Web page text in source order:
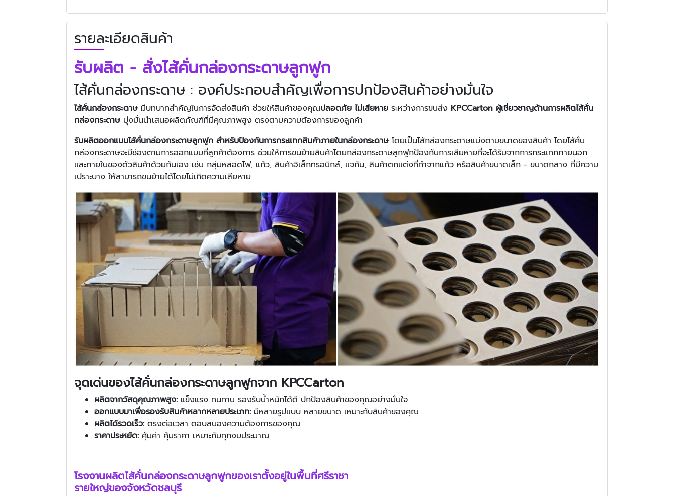
รายละเอียดสินค้า
รับผลิต - สั่งไส้คั่นกล่องกระดาษลูกฟูก
ไส้คั่นกล่องกระดาษ : องค์ประกอบสำคัญเพื่อการปกป้องสินค้าอย่างมั่นใจ
ไส้คั่นกล่องกระดาษ มีบทบาทสำคัญในการจัดส่งสินค้า ช่วยให้สินค้าของคุณปลอดภัย ไม่เสียหาย ระหว่างการขนส่ง KPCCarton ผู้เชี่ยวชาญด้านการผลิตไส้คั่น
กล่องกระดาษ มุ่งมั่นนำเสนอผลิตภัณฑ์ที่มีคุณภาพสูง ตรงตามความต้องการของลูกค้า
รับผลิตออกแบบไส้คั่นกล่องกระดาษลูกฟูก สำหรับป้องกันการกระแทกสินค้าภายในกล่องกระดาษ โดยเป็นไส้กล่องกระดาษแบ่งตามขนาดของสินค้า โดยไส้คั่น
กล่องกระดาษจะมีช่องตามการออกแบบที่ลูกค้าต้องการ ช่วยให้การขนย้ายสินค้าโดยกล่องกระดาษลูกฟูกป้องกันการเสียหายที่จะได้รับจากการกระแทกภายนอก
และภายในของตัวสินค้าด้วยกันเอง เช่น กลุ่มหลอดไฟ, แก้ว, สินค้าอิเล็กทรอนิกส์, แจกัน, สินค้าตกแต่งที่ทำจากแก้ว หรือสินค้าขนาดเล็ก - ขนาดกลาง ที่มีความ
เปราะบาง ให้สามารถขนย้ายได้โดยไม่เกิดความเสียหาย
จุดเด่นของไส้คั่นกล่องกระดาษลูกฟูกจาก KPCCarton
ผลิตจากวัสดุคุณภาพสูง: แข็งแรง ทนทาน รองรับน้ำหนักได้ดี ปกป้องสินค้าของคุณอย่างมั่นใจ
ออกแบบมาเพื่อรองรับสินค้าหลากหลายประเภท: มีหลายรูปแบบ หลายขนาด เหมาะกับสินค้าของคุณ
ผลิตได้รวดเร็ว: ตรงต่อเวลา ตอบสนองความต้องการของคุณ
ราคาประหยัด: คุ้มค่า คุ้มราคา เหมาะกับทุกงบประมาณ
โรงงานผลิตไส้คั่นกล่องกระดาษลูกฟูกของเราตั้งอยู่ในพื้นที่ศรีราชา
รายใหญ่ของจังหวัดชลบุรี